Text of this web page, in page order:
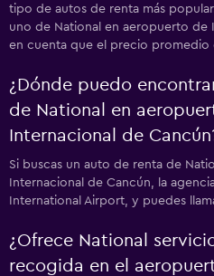
tipo de autos de renta más
uno de National en aeropuerto de
en cuenta que el precio promedio
¿Dónde puedo
de National en
Internacional de
Si buscas un auto de renta de
Internacional de Cancún, la
International Airport, y puedes
¿Ofrece National
recogida en el